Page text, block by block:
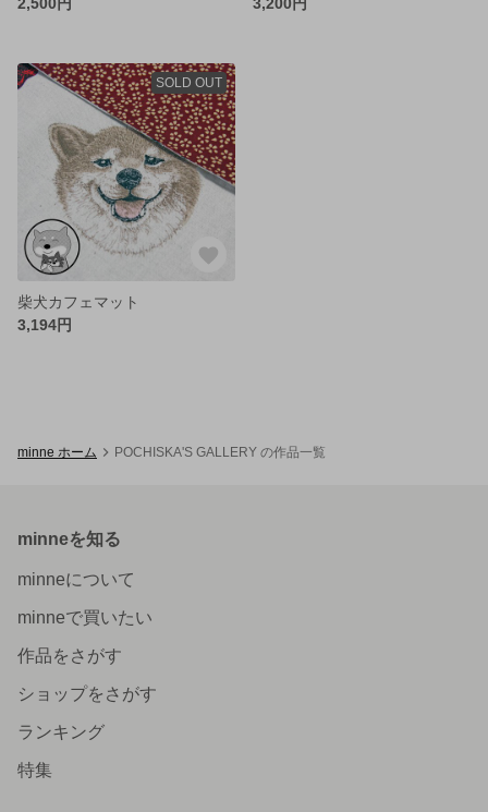
SOLD OUT
柴犬カフェマット
3,194円
minne ホーム POCHISKA'S GALLERY の作品一覧
minneを知る
minneについて
minneで買いたい
作品をさがす
ショップをさがす
ランキング
特集